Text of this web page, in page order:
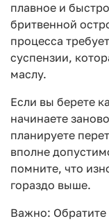
плавное и
бритвенной
процесса
суспензии,
маслу.
Если вы берете
начинаете
планируете
вполне
помните, что
гораздо выше.
Важно: Обратите